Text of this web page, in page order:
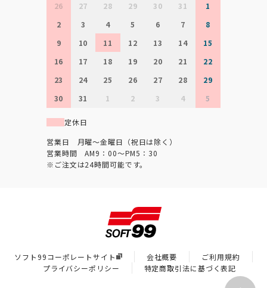
26
27 28 29 30 31
1
2
3 4 5 6 7
8
9
10 11 12 13 14
15
16
17 18 19 20 21
22
23
24 25 26 27 28
29
30
31 1 2 3 4 5
定休日
営業日 月曜～金曜日（祝日は除く）
営業時間 AM9：00～PM5：30
※ご注文は24時間可能です。
ソフト99コーポレートサイト 会社概要
ご利用規約
プライバシーポリシー
特定商取引法に基づく表記